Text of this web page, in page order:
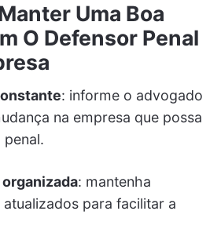
Uma Boa
O Defensor Penal
: informe o advogado
na empresa que possa
: mantenha
para facilitar a